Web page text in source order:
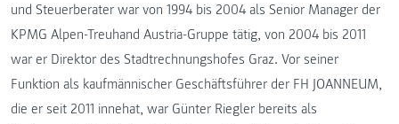
und Steuerberater war von 1994 bis 2004 als Senior Manager der
KPMG Alpen-Treuhand Austria-Gruppe tätig, von 2004 bis 2011
war er Direktor des Stadtrechnungshofes Graz. Vor seiner
Funktion als kaufmännischer Geschäftsführer der FH JOANNEUM,
die er seit 2011 innehat, war Günter Riegler bereits als